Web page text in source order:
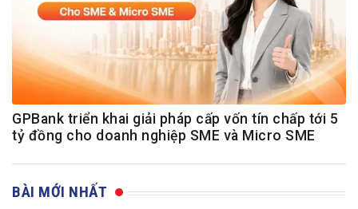
GPBank triển khai giải pháp cấp vốn tín chấp tới 5
tỷ đồng cho doanh nghiệp SME và Micro SME
BÀI MỚI NHẤT